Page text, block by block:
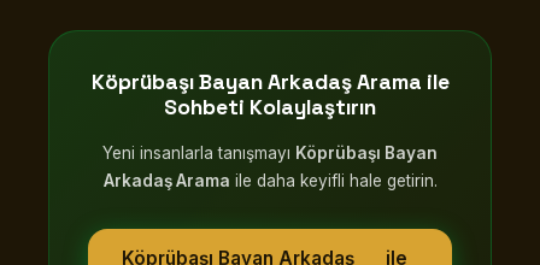
Köprübaşı Bayan Arkadaş Arama ile
Sohbeti Kolaylaştırın
Yeni insanlarla tanışmayı Köprübaşı Bayan
Arkadaş Arama ile daha keyifli hale getirin.
Köprübaşı Bayan Arkadaş
ile